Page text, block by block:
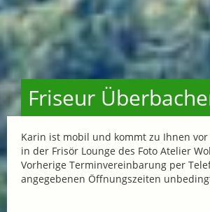
Friseur
Karin ist mobil und kommt zu Ihnen
in der Frisör Lounge des Foto Atelier
Vorherige Terminvereinbarung per
angegebenen Öffnungszeiten